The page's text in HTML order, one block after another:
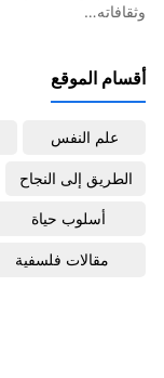
وثقافاته…
أقسام الموقع
علم النفس
الطريق إلى النجاح
أسلوب حياة
مقالات فلسفية